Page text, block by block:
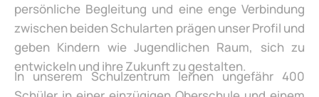
persönliche Begleitung und eine enge Verbindung
zwischen beiden Schularten prägen unser Profil und
geben Kindern wie Jugendlichen Raum, sich zu
entwickeln und ihre Zukunft zu gestalten.
In unserem Schulzentrum lernen ungefähr 400